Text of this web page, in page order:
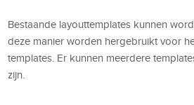
Bestaande layouttemplates kunnen
deze manier worden hergebruikt voor
templates. Er kunnen meerdere
zijn.